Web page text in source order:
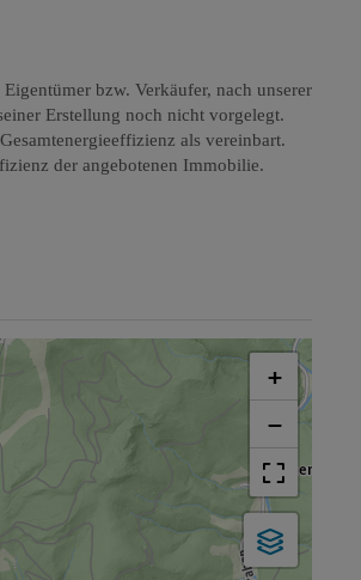
bzw. Verkäufer, nach unserer
Erstellung noch nicht vorgelegt.
als vereinbart.
der angebotenen Immobilie.
+
−